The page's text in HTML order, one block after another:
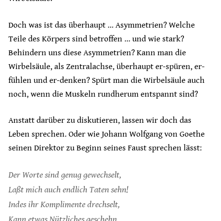
Doch was ist das überhaupt … Asymmetrien? Welche
Teile des Körpers sind betroffen … und wie stark?
Behindern uns diese Asymmetrien? Kann man die
Wirbelsäule, als Zentralachse, überhaupt er-spüren, er-
fühlen und er-denken? Spürt man die Wirbelsäule auch
noch, wenn die Muskeln rundherum entspannt sind?
Anstatt darüber zu diskutieren, lassen wir doch das
Leben sprechen. Oder wie Johann Wolfgang von Goethe
seinen Direktor zu Beginn seines Faust sprechen lässt:
Der Worte sind genug gewechselt,
Laßt mich auch endlich Taten sehn!
Indes ihr Komplimente drechselt,